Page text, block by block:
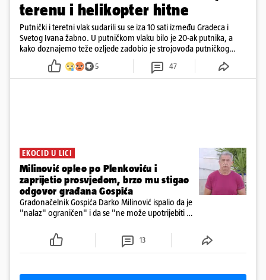
terenu i helikopter hitne
Putnički i teretni vlak sudarili su se iza 10 sati između Gradeca i
Svetog Ivana žabno. U putničkom vlaku bilo je 20-ak putnika, a
kako doznajemo teže ozljede zadobio je strojovođa putničkog
vlaka. Zatvoren je promet, a fotoreporteri Prigorskog objavili su
prve snimke s mjesta sudara
5 47
EKOCID U LICI
Milinović opleo po Plenkoviću i
zaprijetio prosvjedom, brzo mu stigao
odgovor građana Gospića
Gradonačelnik Gospića Darko Milinović ispalio da je
"nalaz" ograničen" i da se "ne može upotrijebiti za
ga je naručio Uskok i da je dio spisa
13